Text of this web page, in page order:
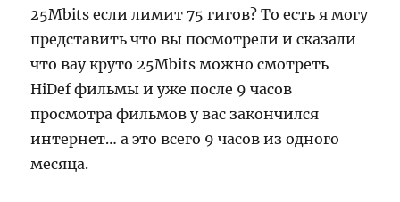
25Mbits если лимит 75 гигов? То есть я могу
представить что вы посмотрели и сказали
что вау круто 25Mbits можно смотреть
HiDef фильмы и уже после 9 часов
просмотра фильмов у вас закончился
интернет… а это всего 9 часов из одного
месяца.